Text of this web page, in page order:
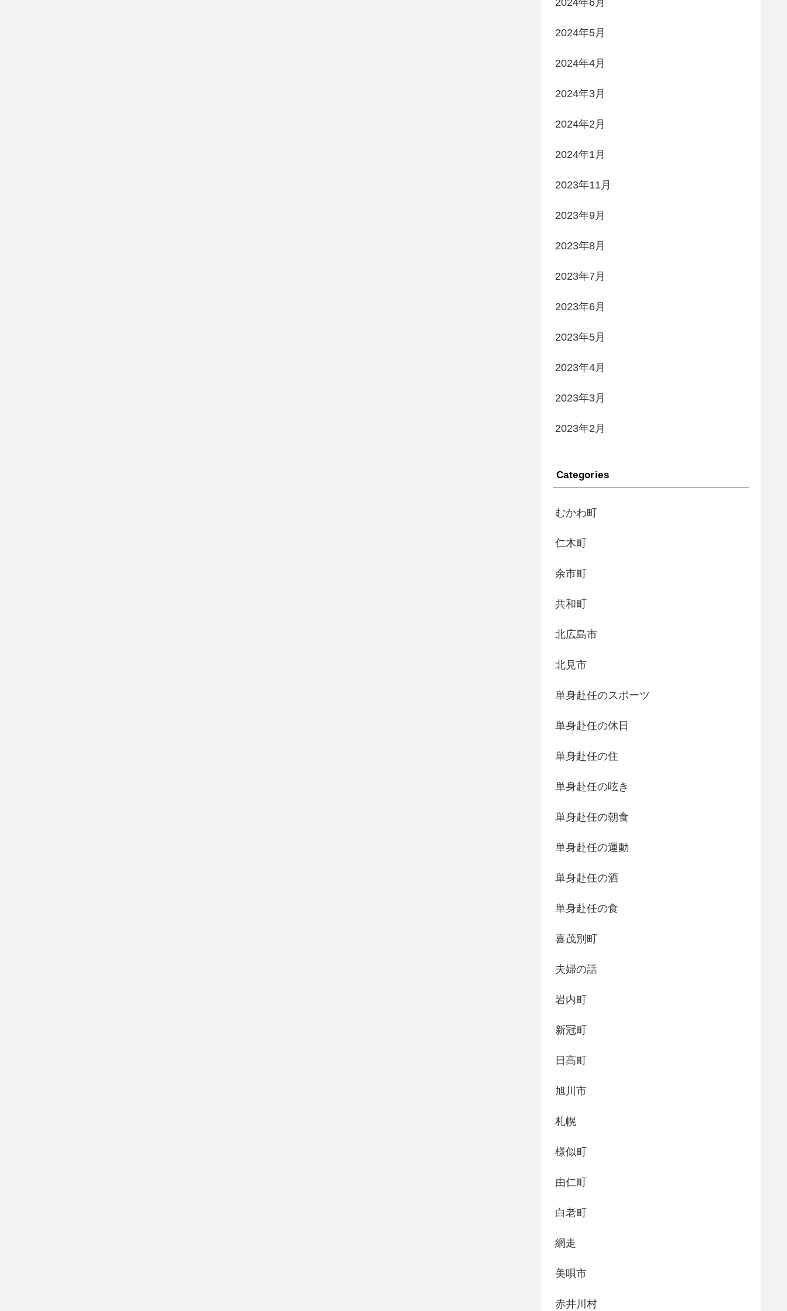
2024年6月
2024年5月
2024年4月
2024年3月
2024年2月
2024年1月
2023年11月
2023年9月
2023年8月
2023年7月
2023年6月
2023年5月
2023年4月
2023年3月
2023年2月
Categories
むかわ町
仁木町
余市町
共和町
北広島市
北見市
単身赴任のスポーツ
単身赴任の休日
単身赴任の住
単身赴任の呟き
単身赴任の朝食
単身赴任の運動
単身赴任の酒
単身赴任の食
喜茂別町
夫婦の話
岩内町
新冠町
日高町
旭川市
札幌
様似町
由仁町
白老町
網走
美唄市
赤井川村